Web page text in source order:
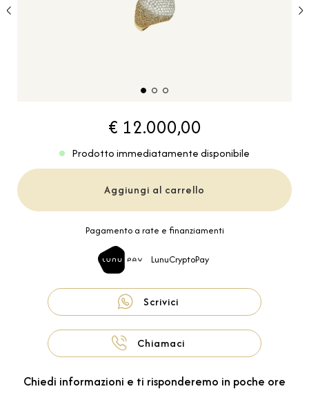
€ 12.000,00
Prodotto immediatamente disponibile
Aggiungi al carrello
Pagamento a rate e finanziamenti
LunuCryptoPay
Scrivici
Chiamaci
Chiedi informazioni e ti risponderemo in poche ore